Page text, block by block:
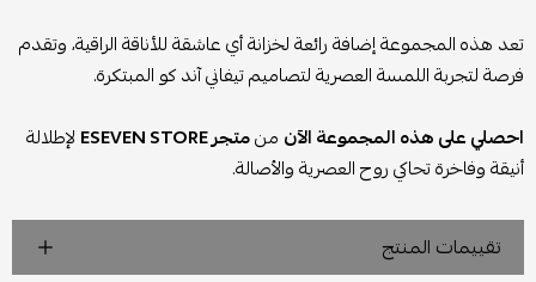
تعد هذه المجموعة إضافة رائعة لخزانة أي عاشقة للأناقة الراقية، وتقدم
فرصة لتجربة اللمسة العصرية لتصاميم تيفاني آند كو المبتكرة.
احصلي على هذه المجموعة الآن منمتجر ESEVEN STORE
لإطلالة
أنيقة وفاخرة تحاكي روح العصرية والأصالة.
تقييمات المنتج